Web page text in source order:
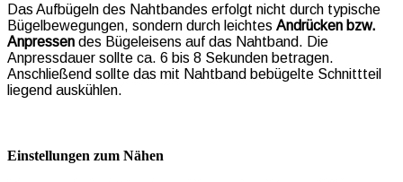
Das Aufbügeln des Nahtbandes erfolgt nicht durch typische
Bügelbewegungen, sondern durch leichtes Andrücken bzw.
Anpressen des Bügeleisens auf das Nahtband. Die
Anpressdauer sollte ca. 6 bis 8 Sekunden betragen.
Anschließend sollte das mit Nahtband bebügelte Schnittteil
liegend auskühlen.
Einstellungen zum Nähen